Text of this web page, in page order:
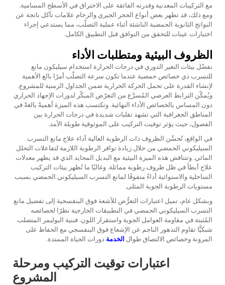
مع التركيبات المعدنية وقدرته الفائقة على الاختراق في الأسطح المسامية.
ومع ذلك، قد تظهر بعض أنواع الحجر الجيري والرخام علامات تآكل ناتجة عن
النواتج الثانوية الحمضية الناشئة أثناء عملية التصلّب، مما يستدعي إجراء
اختبارات عينات للتحقق من التوافق قبل التطبيق الكامل.
الظروف البيئية ومتطلبات الأداء
تفضّل بيئات التغير الدوري في درجات الحرارة استخدام سيليكون مانع
للتسرب ذي خصائص حمضية عندما تكون سرعة التصلّب أمرًا بالغ الأهمية
لإنشاء القدرة على تحمل الحركة الحرارية ضمن الجداول الزمنية للمشروع.
ويُمكّن الترابط العرضي المُسرَّع من التعرّض المبكّر لدورات الإجهاد الحراري
دون المساس بالخصائص الأداء النهائية. وتكتسب هذه الميزة أهميةً بالغةً في
المناطق الجغرافية التي تشهد تقلبات شديدة في درجات الحرارة بين
الفصول، حيث يؤثر توقيت التركيب على الموثوقية طويلة الأمد.
في الواقع، تُحسِّن الظروف ذات الرطوبة العالية أداء علاج مانع التسرب
السيليكوني الحمضي من خلال زيادة توافر الرطوبة اللازمة لتفاعلات التحلل
المائي. وتتناقض هذه الميزة البيئية مع البديل المحايد الذي قد يظهر معدلات
علاج أبطأ في ظل ظروف رطوبة مماثلة. وغالبًا ما تُظهر بيئات التركيب
الساحلية والاستوائية أداءً متفوقًا لمانع التسرب السيليكوني الحمضي بسبب
مستويات الرطوبة الجوية المثلى.
وبشكل عام، تميل اعتبارات التعرُّض للأشعة فوق البنفسجية إلى تفضيل مانع
التسرب السيليكوني الحمضي في التطبيقات الخارجية نظرًا لخصائصه
المُثبتة في مقاومة العوامل الجوية واستقرار اللون. فبنية البوليمر المتصلب
شبكيًّا تقاوم التدهور الناجم عن الإشعاع فوق البنفسجي مع الحفاظ على
المرونة وخصائص الالتصاق طوال الخدمة دورات الحياة الممتدة.
اعتبارات توقيت التركيب ومرحلة
المشروع